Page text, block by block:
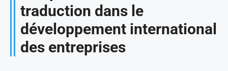
traduction dans le
développement international
des entreprises